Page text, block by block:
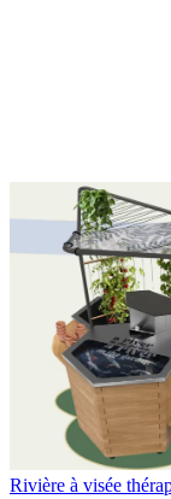
Rivière à visée